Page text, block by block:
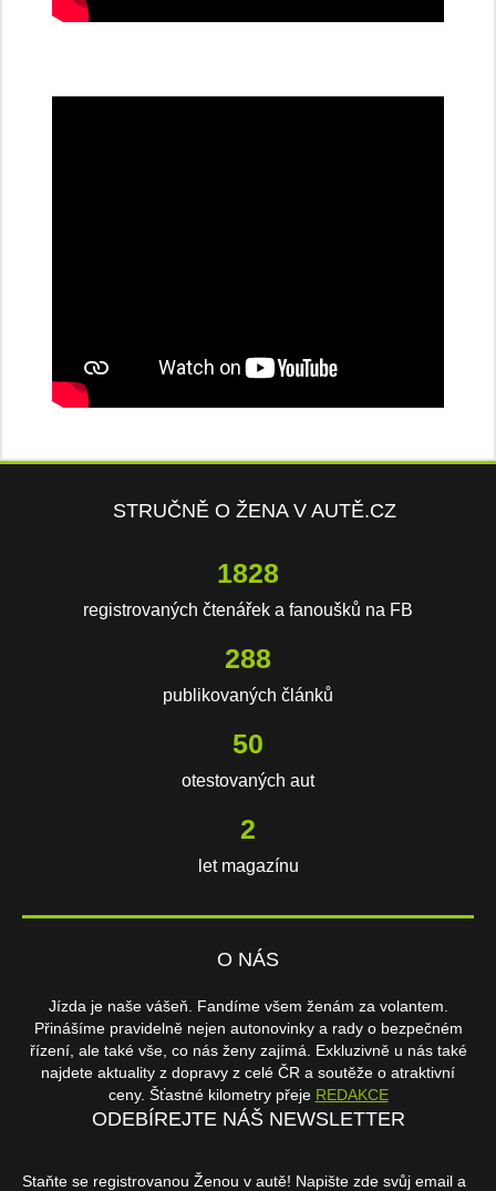
STRUČNĚ O ŽENA V AUTĚ.CZ
4063
registrovaných čtenářek a fanoušků na FB
642
publikovaných článků
113
otestovaných aut
3
let magazínu
O NÁS
Jízda je naše vášeň. Fandíme všem ženám za volantem.
Přinášíme pravidelně nejen autonovinky a rady o bezpečném
řízení, ale také vše, co nás ženy zajímá. Exkluzivně u nás také
najdete aktuality z dopravy z celé ČR a soutěže o atraktivní
ceny. Šťastné kilometry přeje REDAKCE
ODEBÍREJTE NÁŠ NEWSLETTER
Staňte se registrovanou Ženou v autě! Napište zde svůj email a